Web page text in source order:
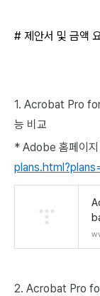
# 제안서 및 금액
1. Acrobat Pro
능 비교
* Adobe 홈페이지
2. Acrobat Pro